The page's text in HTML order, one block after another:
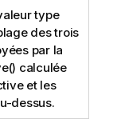
type
des trois
par la
calculée
et les
dessus.